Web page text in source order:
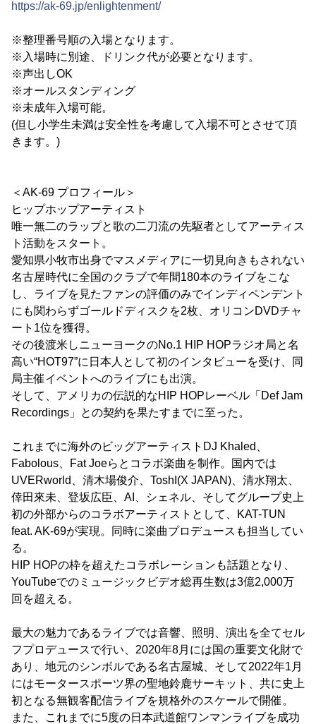
https://ak-69.jp/enlightenment/
※整理番号順の入場となります。
※入場時に別途、ドリンク代が必要となります。
※声出しOK
※オールスタンディング
※未成年入場可能。
(但し小学生未満は安全性を考慮して入場不可とさせて頂
きます。)
＜AK-69 プロフィール＞
ヒップホップアーティスト
唯一無二のラップと歌の二刀流の先駆者としてアーティス
ト活動をスタート。
愛知県小牧市出身でマスメディアに一切見向きもされない
名古屋時代に全国のクラブで年間180本のライブをこな
し、ライブを見たファンの評価のみでインディペンデント
にも関わらずゴールドディスクを2枚、オリコンDVDチャ
ート1位を獲得。
その後渡米しニューヨークのNo.1 HIP HOPラジオ局と名
高い“HOT97”に日本人として初のインタビューを受け、同
局主催イベントへのライブにも出演。
そして、アメリカの伝説的なHIP HOPレーベル「Def Jam
Recordings」との契約を果たすまでに至った。
これまでに海外のビッグアーティストDJ Khaled、
Fabolous、Fat Joeらとコラボ楽曲を制作。国内では
UVERworld、清木場俊介、ToshI(X JAPAN)、清水翔太、
倖田來未、登坂広臣、AI、シェネル、そしてグループ史上
初の外部からのコラボアーティストとして、KAT-TUN
feat. AK-69が実現。同時に楽曲プロデュースも担当してい
る。
HIP HOPの枠を超えたコラボレーションも話題となり、
YouTubeでのミュージックビデオ総再生数は3億2,000万
回を超える。
最大の魅力であるライブでは音響、照明、演出を全てセル
フプロデュースで行い、2020年8月には国の重要文化財で
あり、地元のシンボルである名古屋城、そして2022年1月
にはモータースポーツ界の聖地鈴鹿サーキット、共に史上
初となる無観客配信ライブを規格外のスケールで開催。
また、これまでに5度の日本武道館ワンマンライブを成功